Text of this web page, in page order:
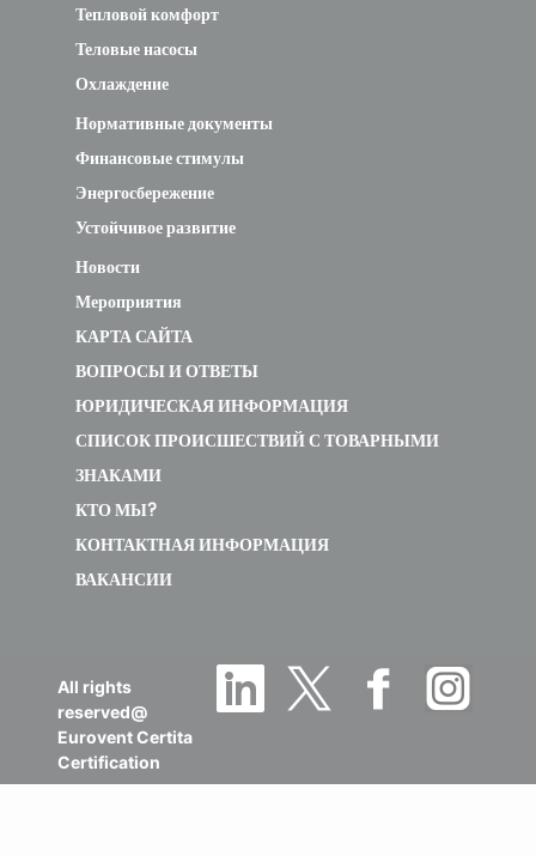
Тепловой комфорт
Теловые насосы
Охлаждение
Нормативные документы
Финансовые стимулы
Энергосбережение
Устойчивое развитие
Новости
Мероприятия
КАРТА САЙТА
ВОПРОСЫ И ОТВЕТЫ
ЮРИДИЧЕСКАЯ ИНФОРМАЦИЯ
СПИСОК ПРОИСШЕСТВИЙ С ТОВАРНЫМИ
ЗНАКАМИ
КТО МЫ?
КОНТАКТНАЯ ИНФОРМАЦИЯ
ВАКАНСИИ
All rights
reserved@
Eurovent Certita
Certification